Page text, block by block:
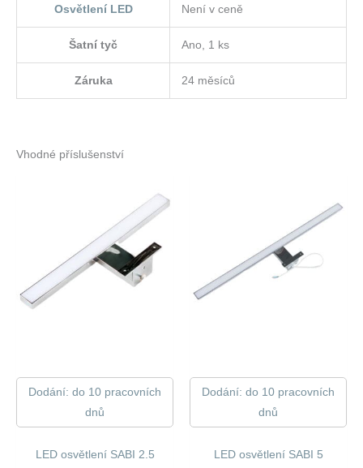
Osvětlení LED Není v ceně
Šatní tyč Ano, 1 ks
Záruka 24 měsíců
Vhodné příslušenství
Dodání: do 10 pracovních
dnů
LED osvětlení SABI 2.5
Dodání: do 10 pracovních
dnů
LED osvětlení SABI 5